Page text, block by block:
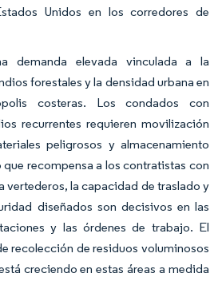
Unidos en los corredores de
demanda elevada vinculada a la
forestales y la densidad urbana en
costeras. Los condados con
recurrentes requieren movilización
peligrosos y almacenamiento
recompensa a los contratistas con
vertederos, la capacidad de traslado y
diseñados son decisivos en las
y las órdenes de trabajo. El
recolección de residuos voluminosos
creciendo en estas áreas a medida